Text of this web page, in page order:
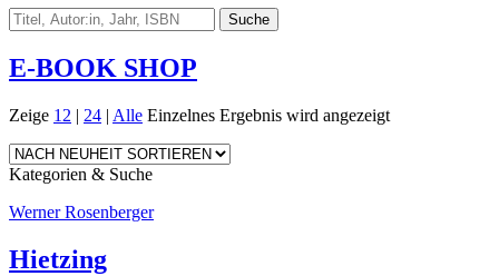
E-BOOK SHOP
Zeige 12 | 24 | Alle Einzelnes Ergebnis wird angezeigt
Kategorien & Suche
Werner Rosenberger
Hietzing